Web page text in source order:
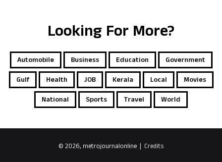
Looking For More?
Automobile Business Education
Government
Gulf
Health JOB Kerala Local
Movies
National
Sports Travel World
© 2026, metrojournalonline | Credits